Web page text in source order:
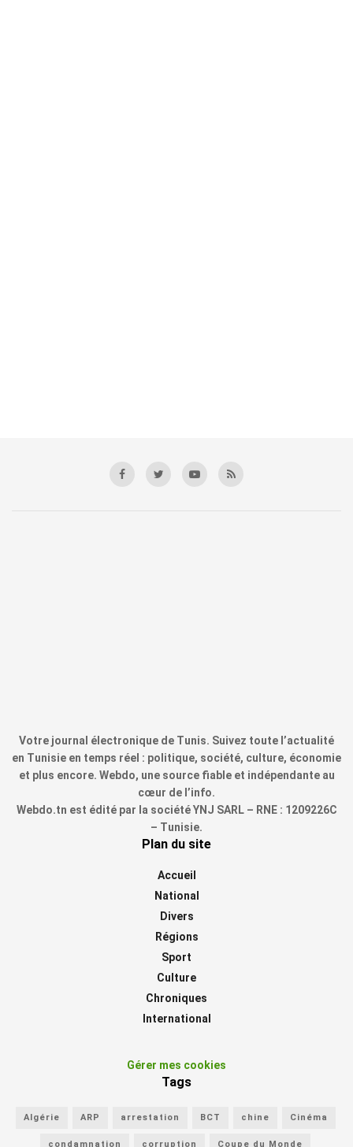
Votre journal électronique de Tunis. Suivez toute l’actualité
en Tunisie en temps réel : politique, société, culture, économie
et plus encore. Webdo, une source fiable et indépendante au
cœur de l’info.
Webdo.tn est édité par la société YNJ SARL – RNE : 1209226C
– Tunisie.
Plan du site
Accueil
National
Divers
Régions
Sport
Culture
Chroniques
International
Gérer mes cookies
Tags
Algérie ARP arrestation BCT chine Cinéma
condamnation corruption Coupe du Monde